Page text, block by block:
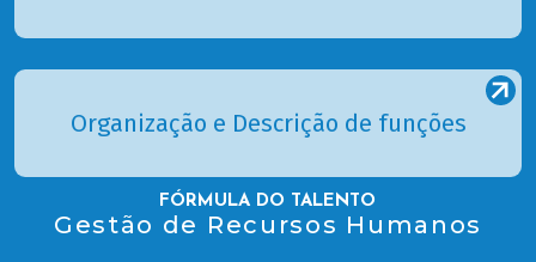
Organização e Descrição de funções
FÓRMULA DO TALENTO
Gestão de Recursos Humanos